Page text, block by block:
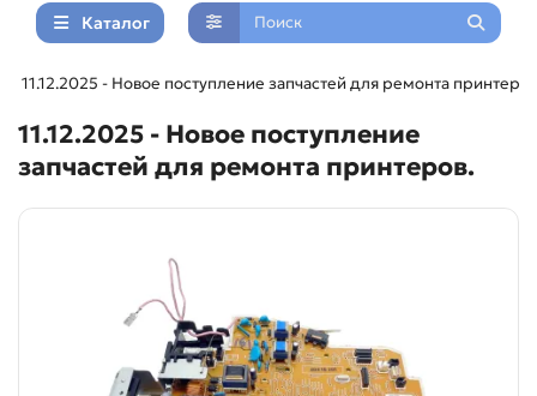
Каталог
11.12.2025 - Новое поступление запчастей для ремонта
11.12.2025 - Новое поступление
запчастей для ремонта принтеров.